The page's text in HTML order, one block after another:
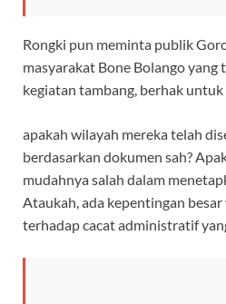
Rongki pun meminta publik
masyarakat Bone Bolango yang
kegiatan tambang, berhak
apakah wilayah mereka telah
berdasarkan dokumen sah?
mudahnya salah dalam
Ataukah, ada kepentingan
terhadap cacat administratif